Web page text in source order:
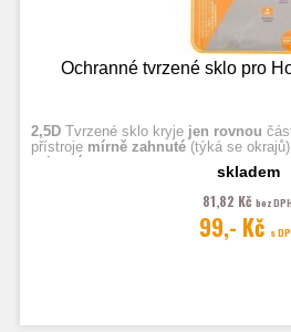
Ochranné tvrzené sklo pro
2,5D Tvrzené sklo kryje jen rovnou
přístroje mírně zahnuté (týká se
zahnutím.
Fotografie jsou ilustrační.
skladem
81,82 Kč bez DPH
99,- Kč s